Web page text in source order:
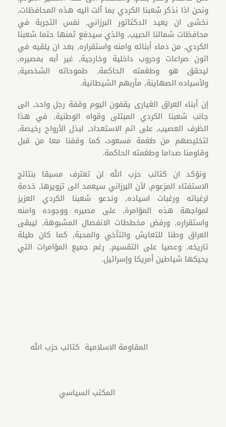
ونحن اذا نذكر شعبنا الكردي بما آلت اليه هذه المحافظات,
نخشى ان يعيد الدكتاتور البرزاني, نفس التجربة في
محافظات شمالنا الحبيب, والذي سيدفع ثمنها حتما شعبنا
الكردي, من دماء أبنائه وامنه واستقراره, بعد ان يلقيه في
اتون صراعات وحروب داخلية وخارجية, غير آبه بمصيره,
ليحقق هو وطغمته الحاكمة, طموحاته الشخصية,
ولأسياده الصهاينة, مآربهم الشيطانية.
إن أبناء العراق الغيارى يقفون اليوم وقفة رجل واحد, الى
جانب شعبنا الكردي المبتلى وقواه الوطنية, في هذا
الظرف العصيب, على اتم الاستعداد, لبذل الأرواح رخيصة,
لتخليصهم من طغمة مسعود، كما وقفنا معا من قبل
وقاومنا صداما وطغمته الحاكمة.
ونؤكد ان كتائب حزب الله لن تعترف مسبقا بنتائج
الاستفتاء المزعوم, لأن البرزاني سيعمد الى تزويرها, خدمة
لرغباته ورغبات اسياده, وندعو شعبنا الكردي العزيز
لمواجهة هذه المؤامرة, على مصيره ووجوده وامنه
واستقراره, ورفض مخططات الانفصال المشبوهة, ليبقى
العراق وطنا للتعايش والتآخي والمحبة, كما كان طيلة
تاريخه, وعصيا على التقسيم, رغم جميع المؤامرات التي
يحيكها شياطين أمريكا وإسرائيل.
المقاومة الاسلامية كتائب حزب الله
المكتب السياسي